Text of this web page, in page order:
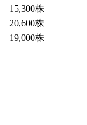
15,300株
20,600株
19,000株